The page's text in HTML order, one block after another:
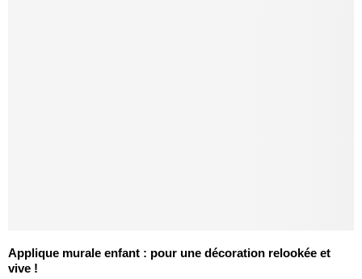
Applique murale enfant : pour une décoration relookée et
vive !